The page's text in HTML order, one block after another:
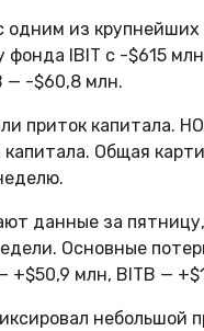
из
фонда IBIT с -$615
— -$60,8 млн.
приток капитала.
Общая
данные за
Основные
+$50,9 млн, BITB —
небольшой